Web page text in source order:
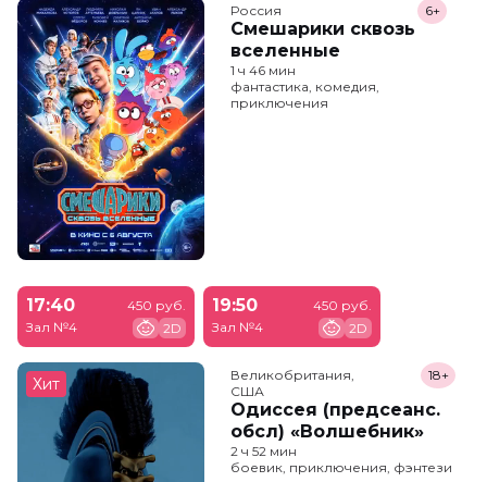
Россия
Смешарики сквозь
вселенные
6+
1 ч 46 мин
фантастика, комедия,
приключения
17:40
Зал №4
450 руб.
2D
19:50
Зал №4
450 руб.
2D
Хит
Великобритания,
США
Одиссея (предсеанс.
обсл) «Волшебник»
18+
2 ч 52 мин
боевик, приключения, фэнтези